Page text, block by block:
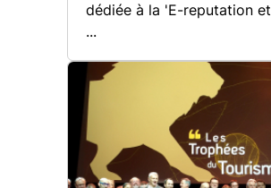
dédiée à la 'E-reputation et
...